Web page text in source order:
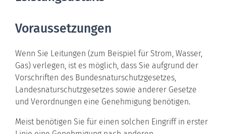
Voraussetzungen
Wenn Sie Leitungen (zum Beispiel für Strom, Wasser,
Gas) verlegen, ist es möglich, dass Sie aufgrund der
Vorschriften des Bundesnaturschutzgesetzes,
Landesnaturschutzgesetzes sowie anderer Gesetze
und Verordnungen eine Genehmigung benötigen.
Meist benötigen Sie für einen solchen Eingriff in erster